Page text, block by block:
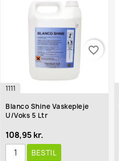
1111
Blanco Shine Vaskepleje
U/Voks 5 Ltr
108,95 kr.
BESTIL
favorite_border